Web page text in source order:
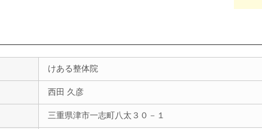
けある整体院
西田 久彦
三重県津市一志町八太３０－１